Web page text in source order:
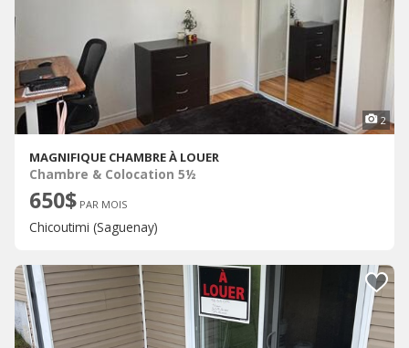
2
MAGNIFIQUE CHAMBRE À LOUER
Chambre & Colocation 5½
650$ PAR MOIS
Chicoutimi (Saguenay)